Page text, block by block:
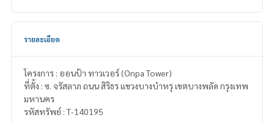
รายละเอียด
โครงการ : ออนป้า ทาวเวอร์ (Onpa Tower)
ที่ตั้ง : ซ. จรัสลาภ ถนน สิริธร แขวงบางบำหรุ เขตบางพลัด กรุงเทพ
มหานคร
รหัสทรัพย์ : T-140195